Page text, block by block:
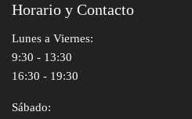
Horario y Contacto
Lunes a Viernes:
9:30 - 13:30
16:30 - 19:30
Sábado: